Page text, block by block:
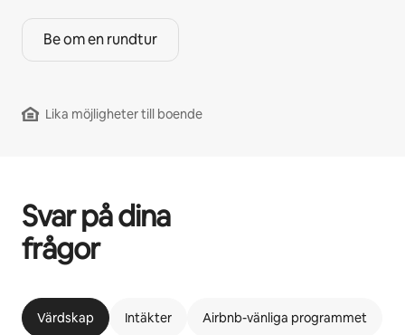
Be om en rundtur
Lika möjligheter till boende
Svar på dina
frågor
Värdskap Intäkter Airbnb-vänliga programmet